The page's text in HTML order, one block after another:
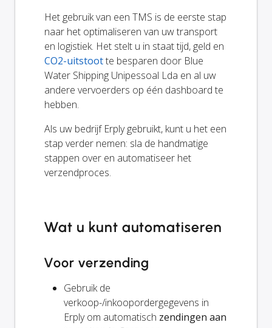
Het gebruik van een TMS is de eerste stap
naar het optimaliseren van uw transport
en logistiek. Het stelt u in staat tijd, geld en
CO2-uitstootte besparen door Blue
Water Shipping Unipessoal Lda en al uw
andere vervoerders op één dashboard te
hebben.
Als uw bedrijf Erply gebruikt, kunt u het een
stap verder nemen: sla de handmatige
stappen over en automatiseer het
verzendproces.
Wat u kunt automatiseren
Voor verzending
Gebruik de
verkoop-/inkoopordergegevens in
Erply om automatisch zendingen aan